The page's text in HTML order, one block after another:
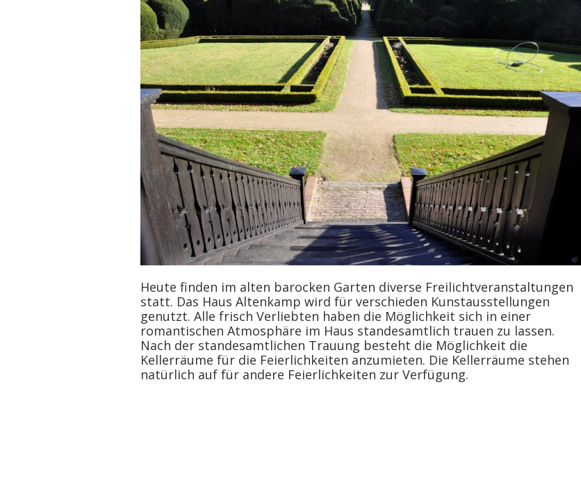
Heute finden im alten barocken Garten diverse Freilichtveranstaltungen
statt. Das Haus Altenkamp wird für verschieden Kunstausstellungen
genutzt. Alle frisch Verliebten haben die Möglichkeit sich in einer
romantischen Atmosphäre im Haus standesamtlich trauen zu lassen.
Nach der standesamtlichen Trauung besteht die Möglichkeit die
Kellerräume für die Feierlichkeiten anzumieten. Die Kellerräume stehen
natürlich auf für andere Feierlichkeiten zur Verfügung.